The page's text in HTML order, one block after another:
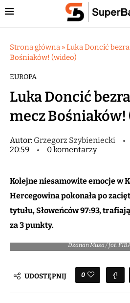
Strona główna »Luka Doncić
Bośniaków! (wideo)
EUROPA
Luka Doncić
mecz Bośniaków!
Autor: Grzegorz Szybieniecki
20:59
0 komentarzy
Kolejne niesamowite emocje w
Hercegowina pokonała po
tytułu, Słoweńców 97:93,
za 3 punkty.
Dżanan Musa / fot.
UDOSTĘPNIJ 0